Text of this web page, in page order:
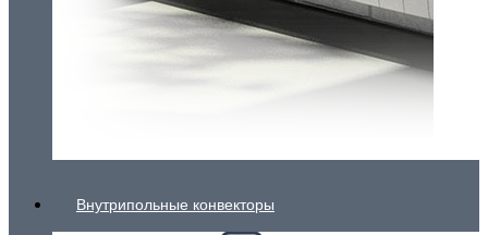
Внутрипольные конвекторы